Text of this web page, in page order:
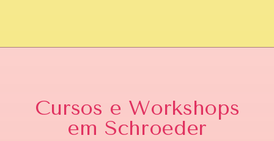
Cursos e Workshops
em Schroeder